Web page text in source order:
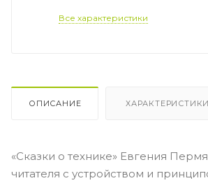
Все характеристики
ОПИСАНИЕ ХАРАКТЕРИСТИКИ
«Сказки о технике» Евгения
читателя с устройством и